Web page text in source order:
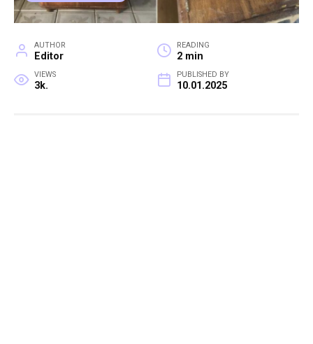
AUTHOR
Editor
READING
2 min
VIEWS
3k.
PUBLISHED BY
10.01.2025